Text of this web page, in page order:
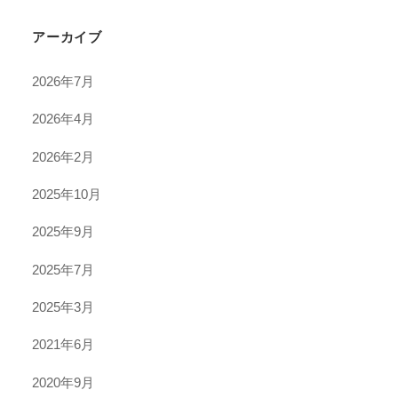
アーカイブ
2026年7月
2026年4月
2026年2月
2025年10月
2025年9月
2025年7月
2025年3月
2021年6月
2020年9月